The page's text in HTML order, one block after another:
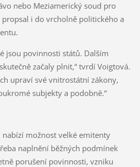
nebo Meziamerický soud pro
propsal i do vrcholně politického a
jsou povinnosti států. Dalším
začaly plnit,“ tvrdí Voigtová.
upraví své vnitrostátní zákony,
subjekty a podobně.“
nabízí možnost velké emitenty
naplnění běžných podmínek
porušení povinnosti, vzniku